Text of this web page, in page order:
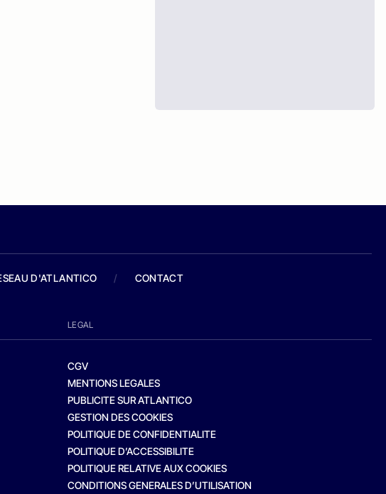
D'ATLANTICO / CONTACT
LEGAL
CGV
MENTIONS LEGALES
PUBLICITE SUR ATLANTICO
GESTION DES COOKIES
POLITIQUE DE CONFIDENTIALITE
POLITIQUE D’ACCESSIBILITE
POLITIQUE RELATIVE AUX COOKIES
CONDITIONS GENERALES D’UTILISATION